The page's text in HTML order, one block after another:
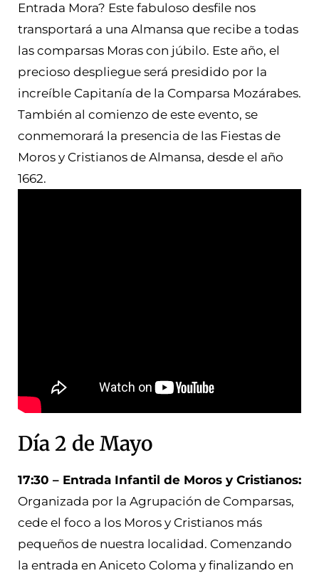
Entrada Mora? Este fabuloso desfile nos
transportará a una Almansa que recibe a todas
las comparsas Moras con júbilo. Este año, el
precioso despliegue será presidido por la
increíble Capitanía de la Comparsa Mozárabes.
También al comienzo de este evento, se
conmemorará la presencia de las Fiestas de
Moros y Cristianos de Almansa, desde el año
1662.
Día 2 de Mayo
17:30 – Entrada Infantil de Moros y Cristianos:
Organizada por la Agrupación de Comparsas,
cede el foco a los Moros y Cristianos más
pequeños de nuestra localidad. Comenzando
la entrada en Aniceto Coloma y finalizando en